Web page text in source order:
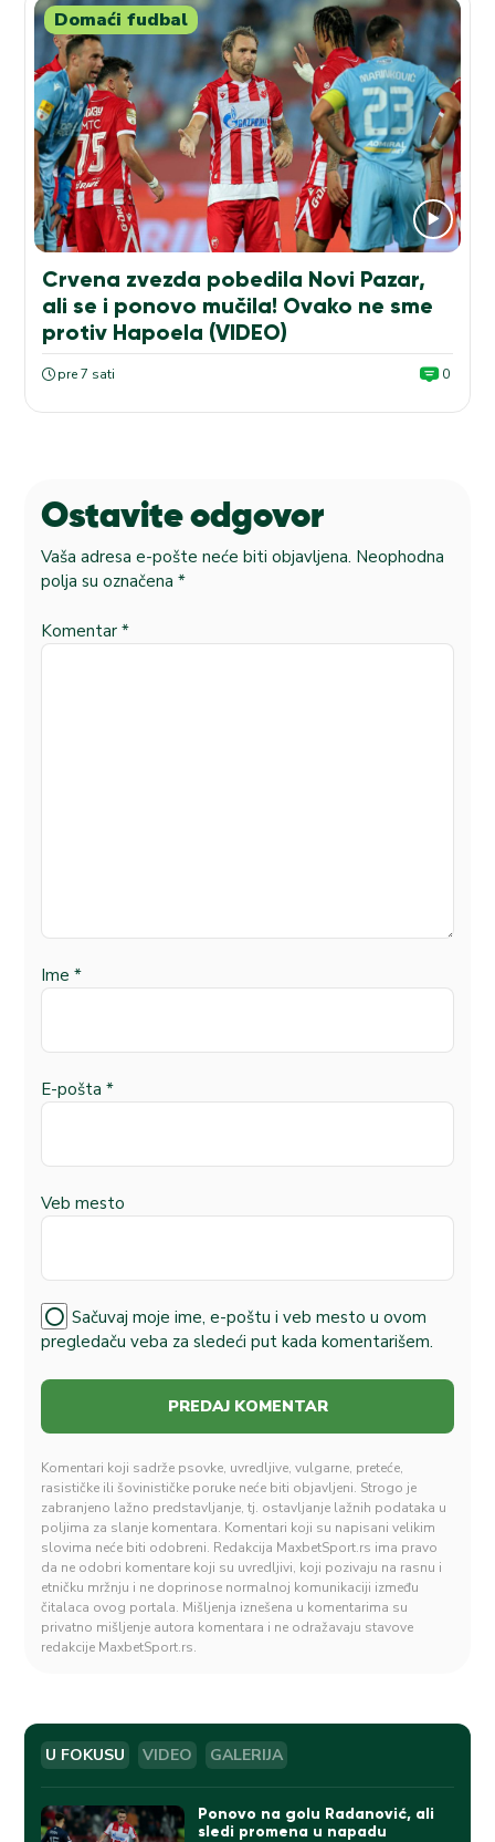
Domaći fudbal
Crvena zvezda pobedila Novi Pazar,
ali se i ponovo mučila! Ovako ne sme
protiv Hapoela (VIDEO)
pre 7 sati 0
Ostavite odgovor
Vaša adresa e-pošte neće biti objavljena. Neophodna
polja su označena *
Komentar *
Ime *
E-pošta *
Veb mesto
Sačuvaj moje ime, e-poštu i veb mesto u ovom
pregledaču veba za sledeći put kada komentarišem.
Komentari koji sadrže psovke, uvredljive, vulgarne, preteće,
rasističke ili šovinističke poruke neće biti objavljeni. Strogo je
zabranjeno lažno predstavljanje, tj. ostavljanje lažnih podataka u
poljima za slanje komentara. Komentari koji su napisani velikim
slovima neće biti odobreni. Redakcija MaxbetSport.rs ima pravo
da ne odobri komentare koji su uvredljivi, koji pozivaju na rasnu i
etničku mržnju i ne doprinose normalnoj komunikaciji između
čitalaca ovog portala. Mišljenja iznešena u komentarima su
privatno mišljenje autora komentara i ne odražavaju stavove
redakcije MaxbetSport.rs.
U FOKUSU VIDEO GALERIJA
Ponovo na golu Radanović, ali
sledi promena u napadu